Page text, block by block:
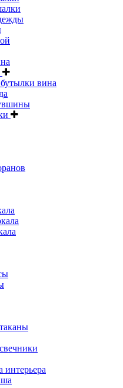
вина
интерьера